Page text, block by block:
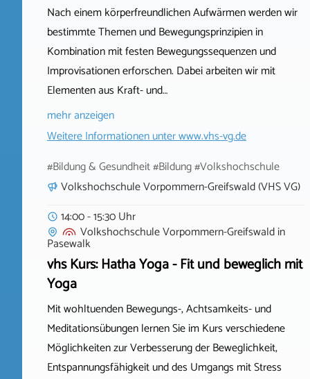
Nach einem körperfreundlichen Aufwärmen werden wir
bestimmte Themen und Bewegungsprinzipien in
Kombination mit festen Bewegungssequenzen und
Improvisationen erforschen. Dabei arbeiten wir mit
Elementen aus Kraft- und…
mehr anzeigen
Weitere Informationen unterwww.vhs-vg.de
#Bildung & Gesundheit #Bildung #Volkshochschule
Volkshochschule Vorpommern-Greifswald (VHS VG)
14:00 - 15:30 Uhr
Volkshochschule Vorpommern-Greifswaldin
Pasewalk
vhs Kurs: Hatha Yoga - Fit und beweglich mit
Yoga
Mit wohltuenden Bewegungs-, Achtsamkeits- und
Meditationsübungen lernen Sie im Kurs verschiedene
Möglichkeiten zur Verbesserung der Beweglichkeit,
Entspannungsfähigkeit und des Umgangs mit Stress